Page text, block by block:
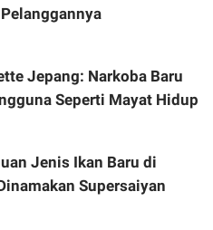
Jepang: Narkoba Baru
Seperti Mayat Hidup
Jenis Ikan Baru di
Supersaiyan